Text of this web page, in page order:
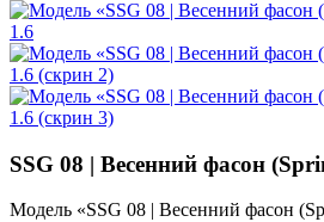
SSG 08 | Весенний фасон
Модель «SSG 08 | Весенний фасон